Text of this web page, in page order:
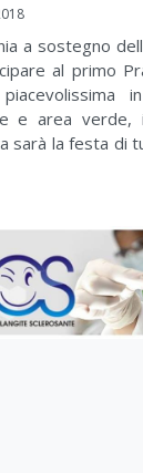
a sostegno
al primo
e area verde,
sarà la festa di